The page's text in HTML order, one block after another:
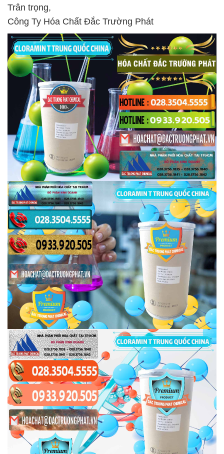
Trân trọng,
Công Ty Hóa Chất Đắc Trường Phát